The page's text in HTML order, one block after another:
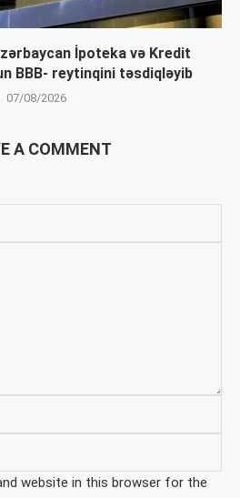
İpoteka və Kredit
BBB- reytinqini təsdiqləyib
07/08/2026
A COMMENT
website in this browser for the